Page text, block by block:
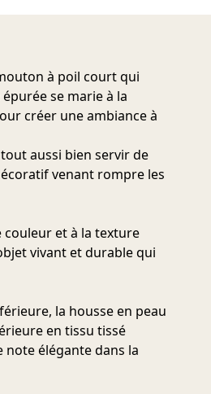
à poil court qui
se marie à la
créer une ambiance à
aussi bien servir de
venant rompre les
couleur et à la texture
vivant et durable qui
la housse en peau
en tissu tissé
élégante dans la